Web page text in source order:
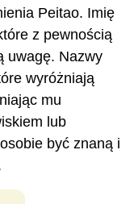
Peitao. Imię
z pewnością
uwagę. Nazwy
wyróżniają
mu
lub
być znaną i